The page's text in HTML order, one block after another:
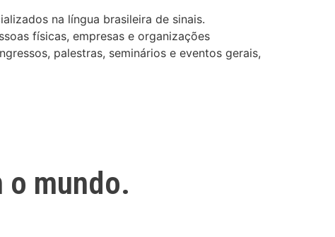
na língua brasileira de sinais.
físicas, empresas e organizações
palestras, seminários e eventos gerais,
o mundo.